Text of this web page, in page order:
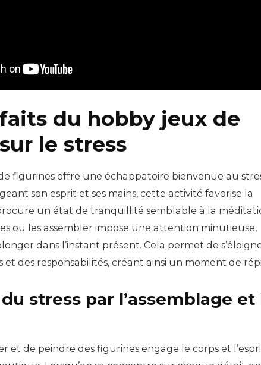
du hobby jeux de
le stress
figurines offre une échappatoire bienvenue au
son esprit et ses mains, cette activité favorise la
un état de tranquillité semblable à la
ou les assembler impose une attention minutieuse,
dans l’instant présent. Cela permet de
et des responsabilités, créant ainsi un moment de
stress par l’assemblage et
et de peindre des figurines engage le corps et